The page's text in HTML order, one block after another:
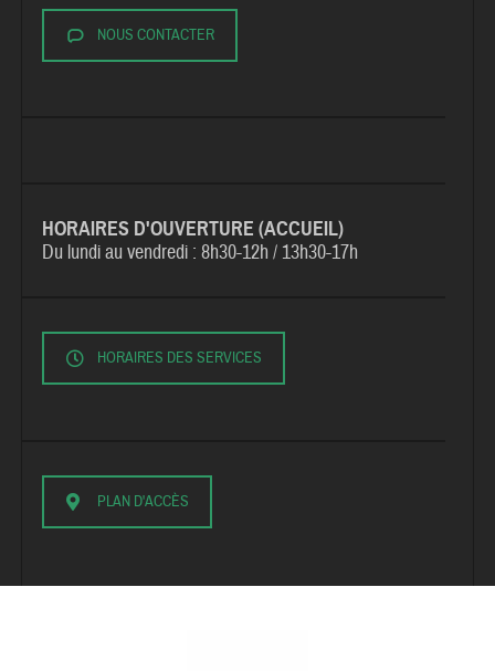
NOUS CONTACTER
HORAIRES D'OUVERTURE (ACCUEIL)
Du lundi au vendredi :8h30-12h / 13h30-17h
HORAIRES DES SERVICES
PLAN D'ACCÈS